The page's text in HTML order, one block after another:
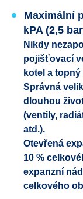
Maximální
kPA (2,5
Nikdy
pojišťovací
kotel a
Správná
dlouhou
(ventily,
atd.).
Otevřená
10 %
expanzní
celkového